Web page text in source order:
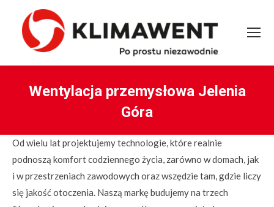
Wentylacja przemysłowa Jelenia
Góra
Od wielu lat projektujemy technologie, które realnie
podnoszą komfort codziennego życia, zarówno w domach, jak
i w przestrzeniach zawodowych oraz wszędzie tam, gdzie liczy
się jakość otoczenia. Naszą markę budujemy na trzech